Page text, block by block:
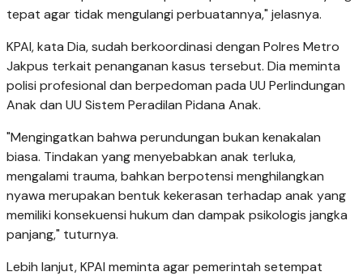
tepat agar tidak mengulangi perbuatannya," jelasnya.
KPAI, kata Dia, sudah berkoordinasi dengan Polres Metro
Jakpus terkait penanganan kasus tersebut. Dia meminta
polisi profesional dan berpedoman pada UU Perlindungan
Anak dan UU Sistem Peradilan Pidana Anak.
"Mengingatkan bahwa perundungan bukan kenakalan
biasa. Tindakan yang menyebabkan anak terluka,
mengalami trauma, bahkan berpotensi menghilangkan
nyawa merupakan bentuk kekerasan terhadap anak yang
memiliki konsekuensi hukum dan dampak psikologis jangka
panjang," tuturnya.
Lebih lanjut, KPAI meminta agar pemerintah setempat